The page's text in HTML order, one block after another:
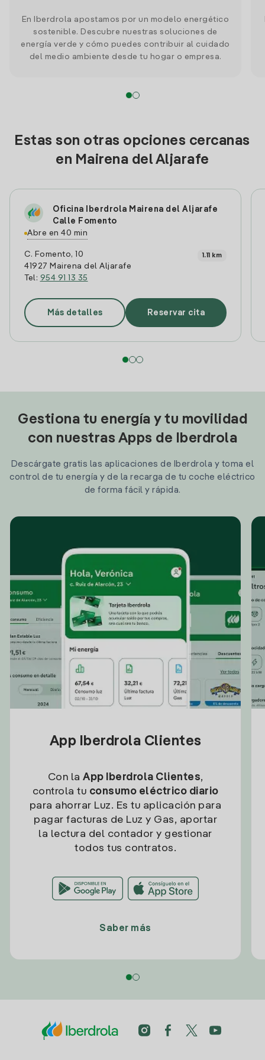
En Iberdrola apostamos por un modelo energético
sostenible. Descubre nuestras soluciones de
energía verde y cómo puedes contribuir al cuidado
del medio ambiente desde tu hogar o empresa.
Estas son otras opciones cercanas
en Mairena del Aljarafe
Oficina Iberdrola Mairena del Aljarafe
Calle Fomento
Abre en 40 min
C. Fomento, 10
41927 Mairena del Aljarafe
Tel: 954 91 13 35
1.11 km
Más detalles Reservar cita
Gestiona tu energía y tu movilidad
con nuestras Apps de Iberdrola
Descárgate gratis las aplicaciones de Iberdrola y toma el
control de tu energía y de la recarga de tu coche eléctrico
de forma fácil y rápida.
App Iberdrola Clientes
Con la App Iberdrola Clientes,
controla tu consumo eléctrico diario
para ahorrar Luz. Es tu aplicación para
pagar facturas de Luz y Gas, aportar
la lectura del contador y gestionar
todos tus contratos.
Saber más